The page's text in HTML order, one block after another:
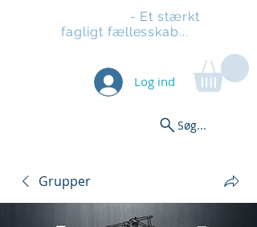
- Et stærkt
fagligt fællesskab...
Log ind
Søg...
Grupper